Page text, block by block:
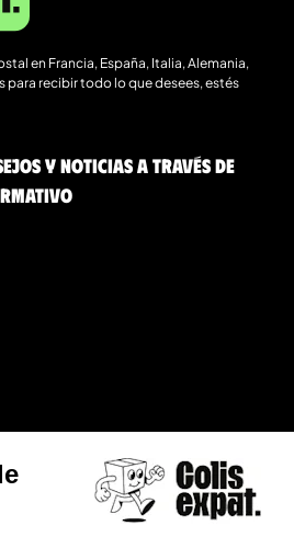
en Francia, España, Italia, Alemania,
para recibir todo lo que desees, estés
y noticias a través de
Prestación de Servicios